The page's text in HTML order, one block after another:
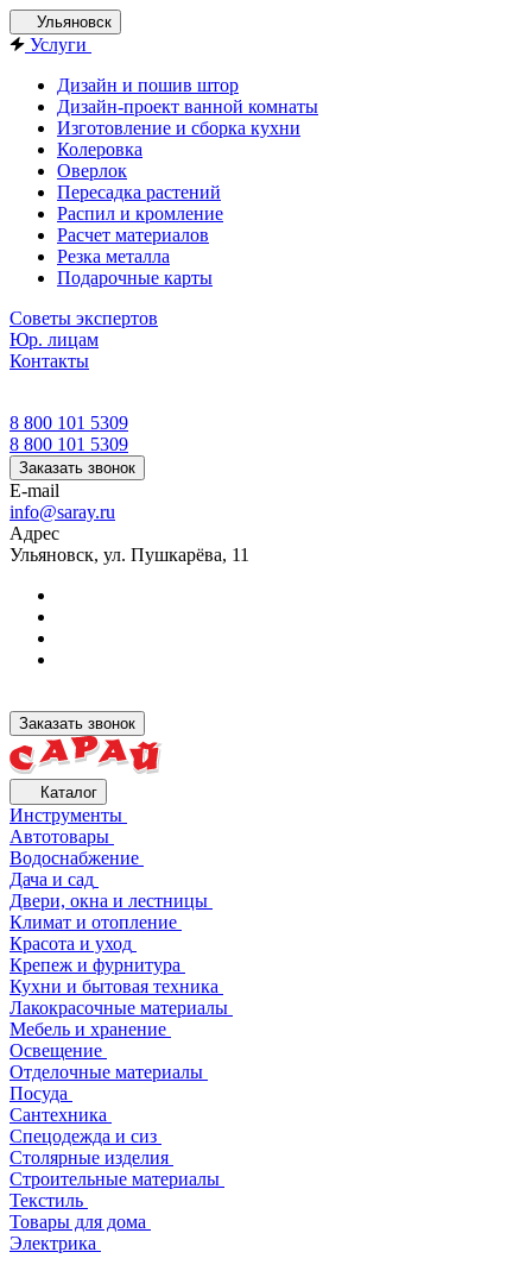
Ульяновск
Услуги
Дизайн и пошив штор
Дизайн-проект ванной комнаты
Изготовление и сборка кухни
Колеровка
Оверлок
Пересадка растений
Распил и кромление
Расчет материалов
Резка металла
Подарочные карты
Советы экспертов
Юр. лицам
Контакты
8 800 101 5309
8 800 101 5309
Заказать звонок
E-mail
info@saray.ru
Адрес
Ульяновск, ул. Пушкарёва, 11
Заказать звонок
Каталог
Инструменты
Автотовары
Водоснабжение
Дача и сад
Двери, окна и лестницы
Климат и отопление
Красота и уход
Крепеж и фурнитура
Кухни и бытовая техника
Лакокрасочные материалы
Мебель и хранение
Освещение
Отделочные материалы
Посуда
Сантехника
Спецодежда и сиз
Столярные изделия
Строительные материалы
Текстиль
Товары для дома
Электрика